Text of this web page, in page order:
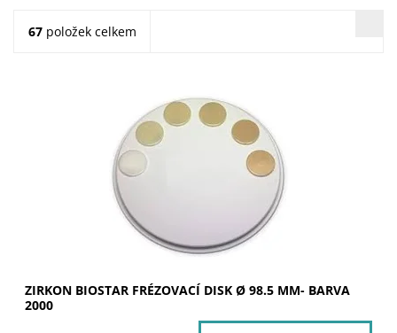
67 položek celkem
Skladem u dodavatele >5 ks
252123
SILADENT
ZIRKON BIOSTAR FRÉZOVACÍ DISK Ø 98.5 MM- BARVA
2000